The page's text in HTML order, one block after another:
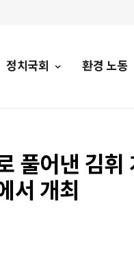
정치국회 환경 노동
풀어낸 김휘
서 개최